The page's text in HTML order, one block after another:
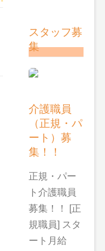
スタッフ募
集
介護職員
（正規・パ
ート）募
集！！
正規・パー
ト介護職員
募集！！ [正
規職員] スタ
ート月給